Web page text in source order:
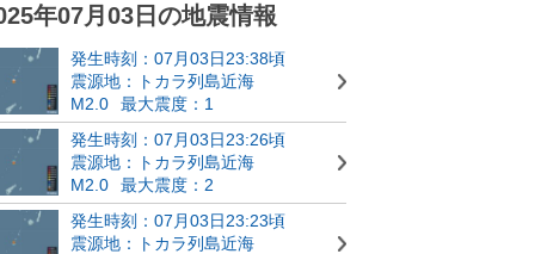
年07月03日の地震情報
発生時刻：07月03日23:38頃
震源地：トカラ列島近海
M2.0
最大震度：1
発生時刻：07月03日23:26頃
震源地：トカラ列島近海
M2.0
最大震度：2
発生時刻：07月03日23:23頃
震源地：トカラ列島近海